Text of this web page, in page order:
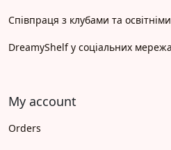
Співпраця з клубами та
DreamyShelf у соціальних
My account
Orders